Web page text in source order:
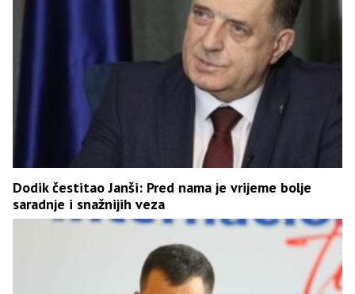
Dodik čestitao Janši: Pred nama je vrijeme bolje
saradnje i snažnijih veza